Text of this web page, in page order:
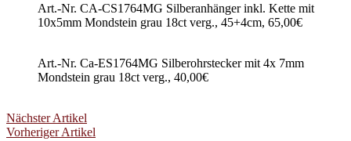
Art.-Nr. CA-CS1764MG Silberanhänger inkl. Kette mit
10x5mm Mondstein grau 18ct verg., 45+4cm, 65,00€
Art.-Nr. Ca-ES1764MG Silberohrstecker mit 4x 7mm
Mondstein grau 18ct verg., 40,00€
Nächster Artikel
Vorheriger Artikel